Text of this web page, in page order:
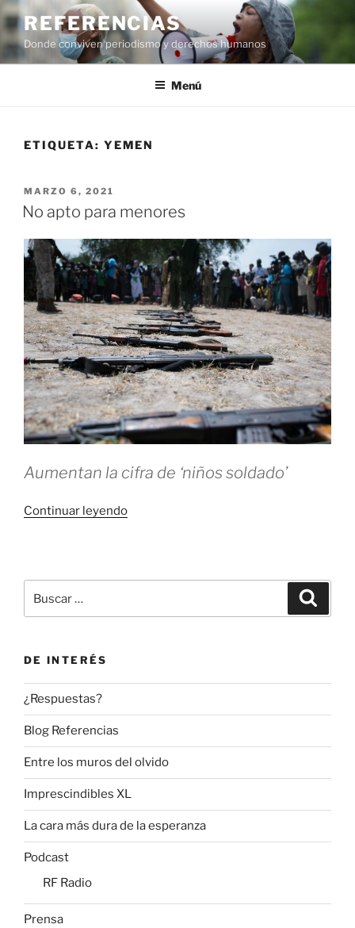
al
contenido
REFERENCIAS
Donde conviven periodismo y derechos humanos
Menú
ETIQUETA: YEMEN
PUBLICADO
EL
MARZO 6, 2021
No apto para menores
Aumentan la cifra de ‘niños soldado’
Continuar leyendo«No
por:
DE INTERÉS
¿Respuestas?
Blog Referencias
Entre los muros del olvido
Imprescindibles XL
La cara más dura de la esperanza
Podcast
RF Radio
Prensa